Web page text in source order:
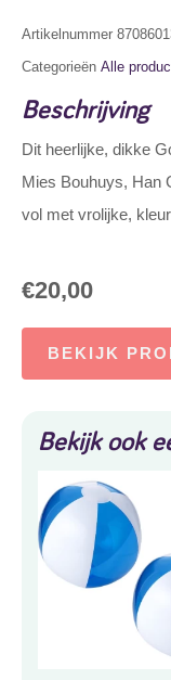
Artikelnummer
Categorieën Alle
Beschrijving
Dit heerlijke, dikke
Mies Bouhuys, Han
vol met vrolijke,
€20,00
BEKIJK
Bekijk ook